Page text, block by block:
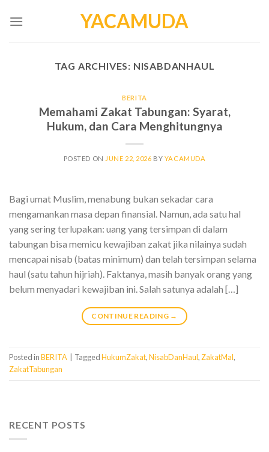
YACAMUDA
TAG ARCHIVES: NISABDANHAUL
BERITA
Memahami Zakat Tabungan: Syarat,
Hukum, dan Cara Menghitungnya
POSTED ON JUNE 22, 2026 BY YACAMUDA
Bagi umat Muslim, menabung bukan sekadar cara
mengamankan masa depan finansial. Namun, ada satu hal
yang sering terlupakan: uang yang tersimpan di dalam
tabungan bisa memicu kewajiban zakat jika nilainya sudah
mencapai nisab (batas minimum) dan telah tersimpan selama
haul (satu tahun hijriah). Faktanya, masih banyak orang yang
belum menyadari kewajiban ini. Salah satunya adalah […]
CONTINUE READING →
Posted inBERITA TaggedHukumZakat,NisabDanHaul, ZakatMal,
ZakatTabungan
RECENT POSTS